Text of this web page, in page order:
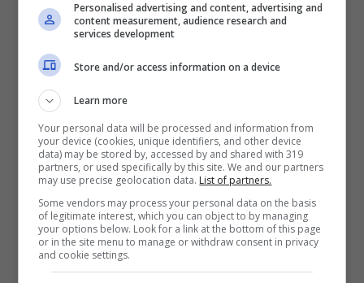
Personalised advertising and content, advertising and
content measurement, audience research and
services development
Store and/or access information on a device
Learn more
Your personal data will be processed and information from
your device (cookies, unique identifiers, and other device
data) may be stored by, accessed by and shared with 319
partners, or used specifically by this site. We and our partners
may use precise geolocation data. List of partners.
Some vendors may process your personal data on the basis
of legitimate interest, which you can object to by managing
your options below. Look for a link at the bottom of this page
or in the site menu to manage or withdraw consent in privacy
and cookie settings.